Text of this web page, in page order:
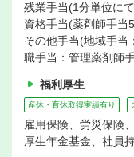
残業手当(1分単位に
資格手当(薬剤師手当
その他手当(地域手当
職手当：管理薬剤師
福利厚生
産休・育休取得実績有り
雇用保険、労災保険
厚生年金基金、社員